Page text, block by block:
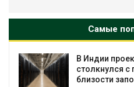
Самые
В Индии
столкнулся с
близости